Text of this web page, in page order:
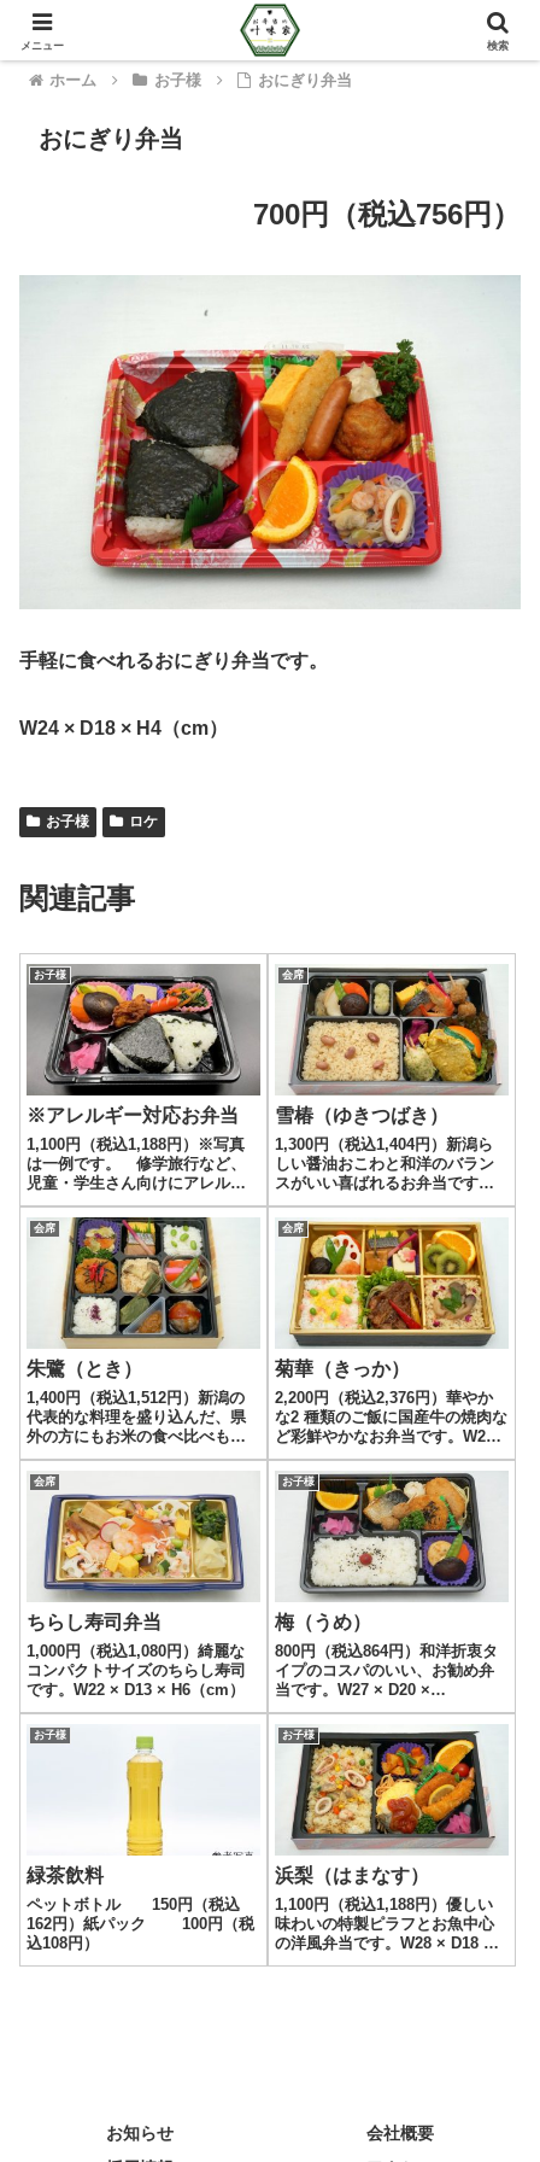
ホーム お子様 おにぎり弁当
おにぎり弁当
700円（税込756円 ）
手軽に食べれるおにぎり弁当です。
W24 × D18 × H4（cm）
お子様 ロケ
関連記事
お子様
※アレルギー対応お弁当
1,100円（税込1,188円）※写真
は一例です。 修学旅行など、
児童・学生さん向けにアレルギ
ー対応を行ったお弁当です。お
持ちの食物アレルギーによって
内容を変更してお届けします。
※１ 食物アレルギー事前確認調
査票をご記入ご提出のうえ、お
申し...
会席
雪椿（ゆきつばき）
1,300円（税込1,404円）新潟ら
しい醤油おこわと和洋のバラン
スがいい喜ばれるお弁当です。
W28 × D18 × H4（cm）
会席
朱鷺（とき）
1,400円（税込1,512円）新潟の
代表的な料理を盛り込んだ、県
外の方にもお米の食べ比べも楽
しめます。W21 × D21 ×
H4（cm）
会席
菊華（きっか）
2,200円（税込2,376円）華やか
な2 種類のご飯に国産牛の焼肉な
ど彩鮮やかなお弁当です。W27
× D18 × H5（cm）
会席
ちらし寿司弁当
1,000円（税込1,080円）綺麗な
コンパクトサイズのちらし寿司
です。W22 × D13 × H6（cm）
お子様
梅（うめ）
800円（税込864円）和洋折衷タ
イプのコスパのいい、お勧め弁
当です。W27 × D20 ×
H4（cm）
お子様
緑茶飲料
ペットボトル 150円（税込
162円）紙パック 100円（税
込108円）
お子様
浜梨（はまなす）
1,100円（税込1,188円）優しい
味わいの特製ピラフとお魚中心
の洋風弁当です。W28 × D18 ×
H4（cm）
お知らせ
会社概要
メニュー 検索